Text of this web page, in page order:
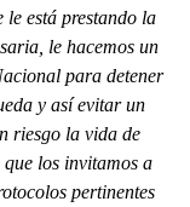
le está prestando la
le hacemos un
para detener
y así evitar un
riesgo la vida de
los invitamos a
pertinentes